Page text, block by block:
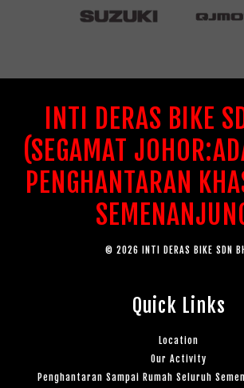
INTI DERAS BIKE
(SEGAMAT
PENGHANTARAN
© 2026 INTI DERAS BIKE SDN
Quick Links
Location
Our Activity
Penghantaran Sampai Rumah Seluruh